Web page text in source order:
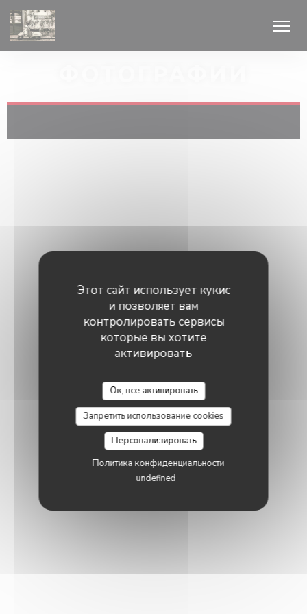
Панель управления cookies
Этот сайт использует кукис
и позволяет вам
контролировать сервисы
которые вы хотите
активировать
Ок, все активировать
Запретить использование cookies
Персонализировать
Политика конфиденциальности
undefined